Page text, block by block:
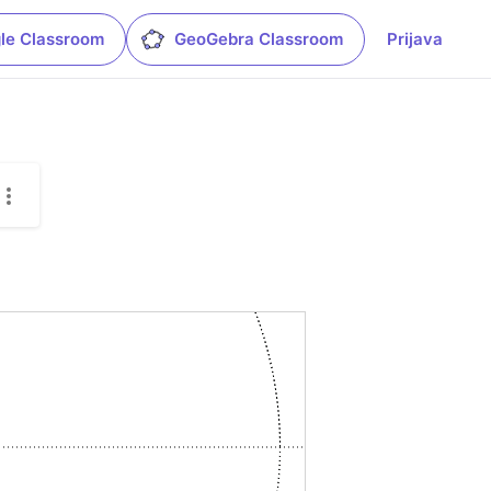
Classroom GeoGebra Classroom Prijava